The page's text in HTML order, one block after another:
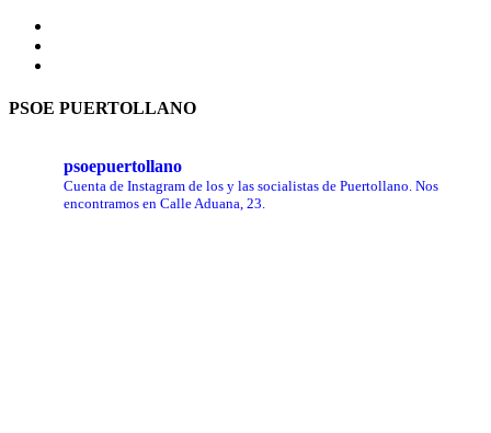
PSOE PUERTOLLANO
psoepuertollano
Cuenta de Instagram de los y las socialistas de Puertollano. Nos
encontramos en Calle Aduana, 23.